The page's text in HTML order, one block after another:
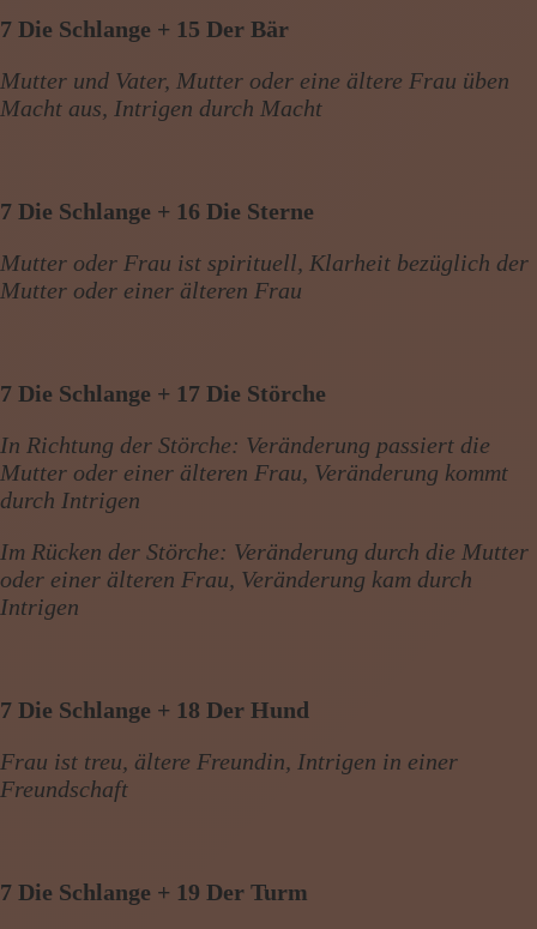
7 Die Schlange + 15 Der Bär
Mutter und Vater, Mutter oder eine ältere Frau üben
Macht aus, Intrigen durch Macht
7 Die Schlange + 16 Die Sterne
Mutter oder Frau ist spirituell, Klarheit bezüglich der
Mutter oder einer älteren Frau
7 Die Schlange + 17 Die Störche
In Richtung der Störche: Veränderung passiert die
Mutter oder einer älteren Frau, Veränderung kommt
durch Intrigen
Im Rücken der Störche: Veränderung durch die Mutter
oder einer älteren Frau, Veränderung kam durch
Intrigen
7 Die Schlange + 18 Der Hund
Frau ist treu, ältere Freundin, Intrigen in einer
Freundschaft
7 Die Schlange + 19 Der Turm